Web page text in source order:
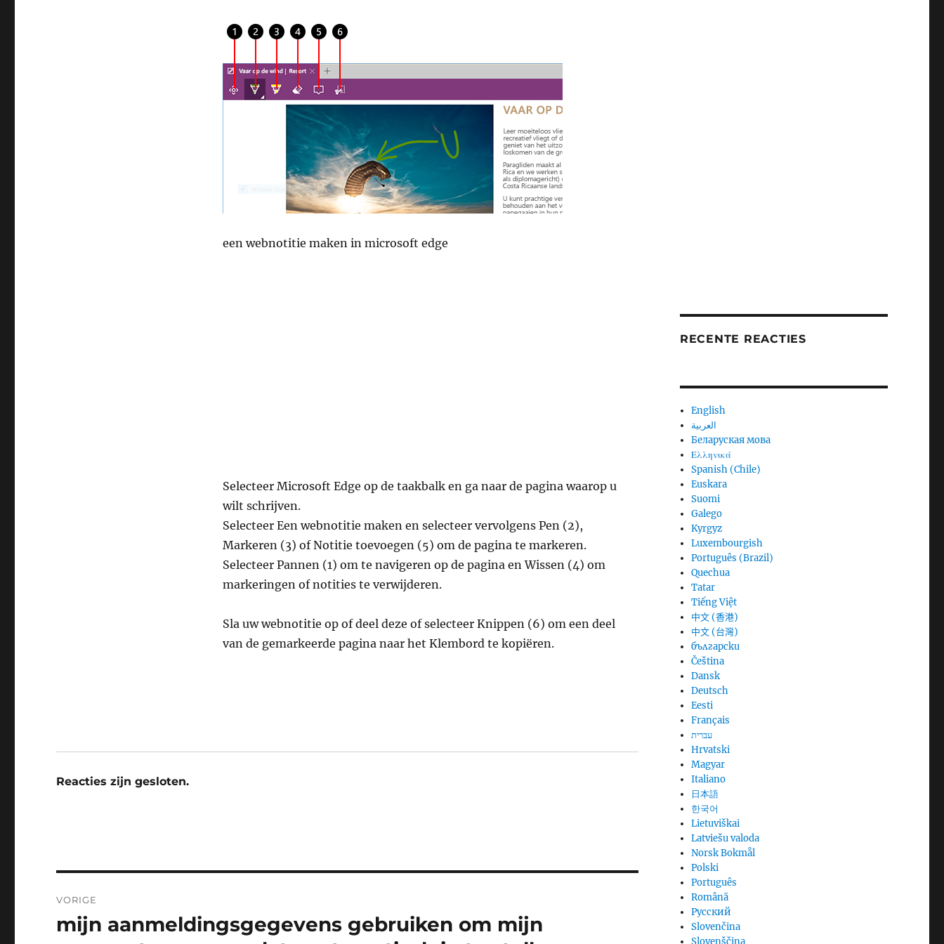
een webnotitie maken in microsoft edge
Selecteer Microsoft Edge op de taakbalk en ga naar de pagina waarop u
wilt schrijven.
Selecteer Een webnotitie maken en selecteer vervolgens Pen (2),
Markeren (3) of Notitie toevoegen (5) om de pagina te markeren.
Selecteer Pannen (1) om te navigeren op de pagina en Wissen (4) om
markeringen of notities te verwijderen.
Sla uw webnotitie op of deel deze of selecteer Knippen (6) om een deel
van de gemarkeerde pagina naar het Klembord te kopiëren.
Reacties zijn gesloten.
navigatie
VORIGE
Vorig
mijn aanmeldingsgegevens gebruiken om mijn
RECENTE REACTIES
English
العربية
Беларуская мова
Ελληνικά
Spanish (Chile)
Euskara
Suomi
Galego
Kyrgyz
Luxembourgish
Português (Brazil)
Quechua
Tatar
Tiếng Việt
中文 (香港)
中文 (台灣)
български
Čeština
Dansk
Deutsch
Eesti
Français
עברית
Hrvatski
Magyar
Italiano
日本語
한국어
Lietuviškai
Latviešu valoda
Norsk Bokmål
Polski
Português
Română
Русский
Slovenčina
Slovenščina